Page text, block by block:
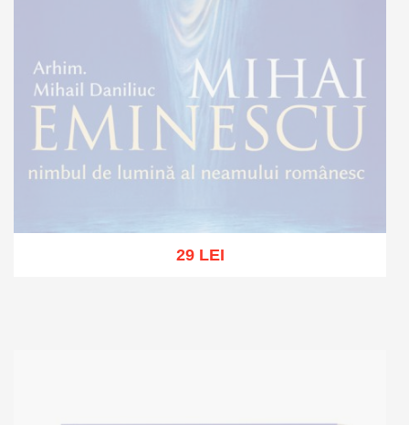
29 LEI